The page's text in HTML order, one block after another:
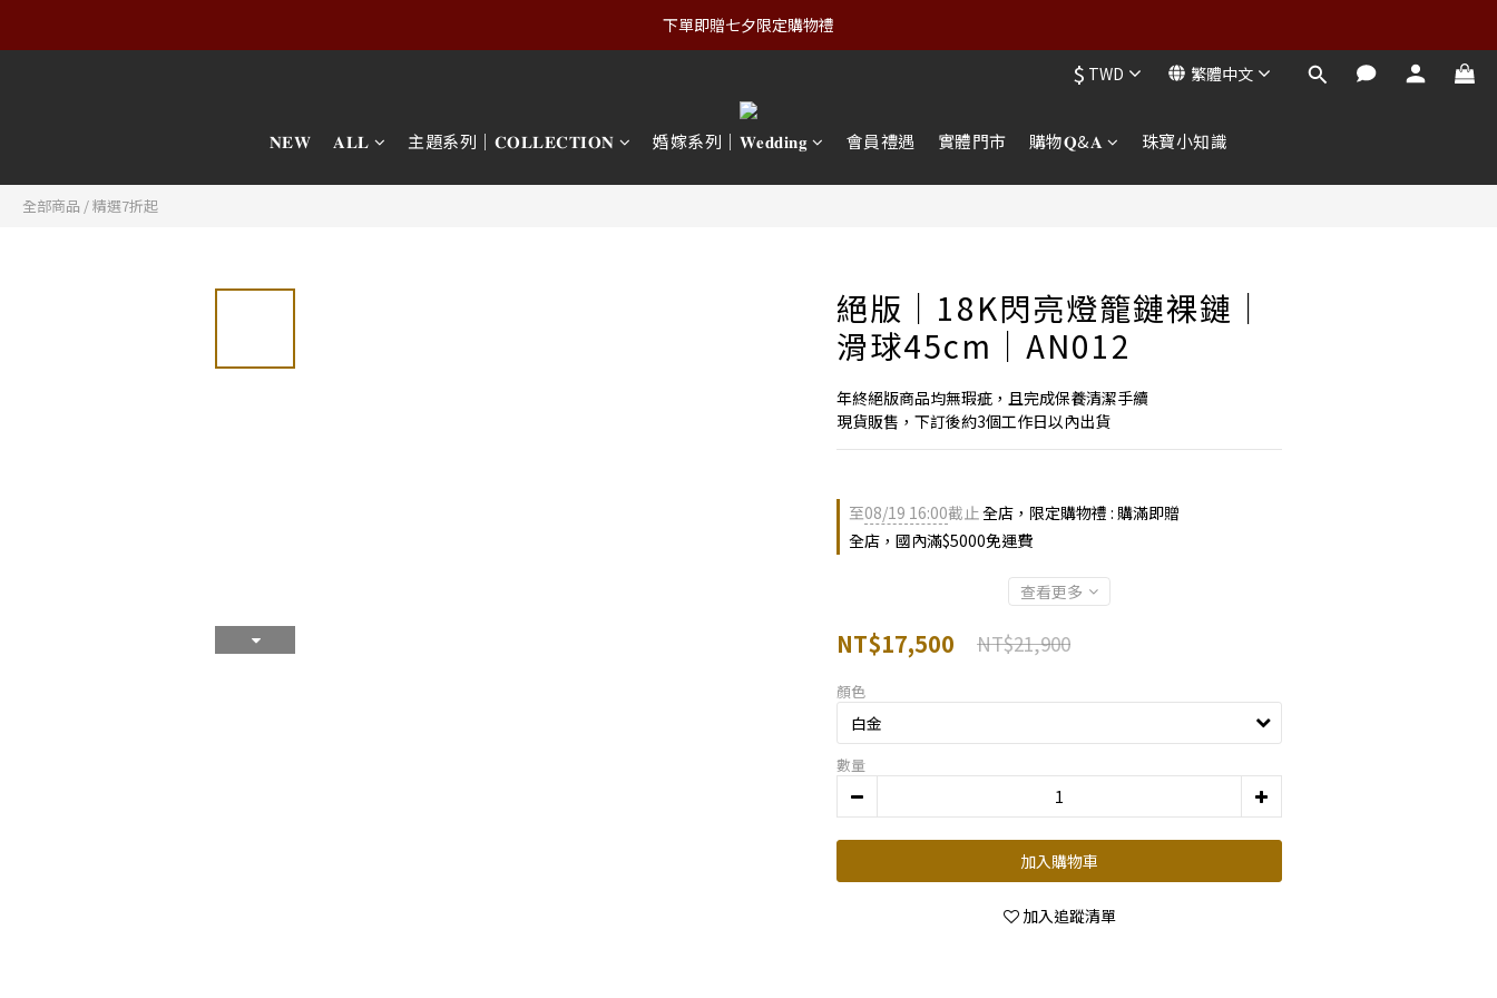
下單即贈七夕限定購物禮
$ TWD 繁體中文
𝐍𝐄𝐖 𝐀𝐋𝐋 主題系列｜𝐂𝐎𝐋𝐋𝐄𝐂𝐓𝐈𝐎𝐍 婚嫁系列｜𝐖𝐞𝐝𝐝𝐢𝐧𝐠 會員禮遇 實體門市 購物𝐐&𝐀 珠寶小知識
全部商品 /精選7折起
絕版｜18K閃亮燈籠鏈裸鏈｜
滑球45cm｜AN012
年終絕版商品均無瑕疵，且完成保養清潔手續
現貨販售，下訂後約3個工作日以內出貨
至08/19 16:00截止全店，限定購物禮 : 購滿即贈
全店，國內滿$5000免運費
查看更多
NT$17,500 NT$21,900
顏色
數量
加入購物車
加入追蹤清單